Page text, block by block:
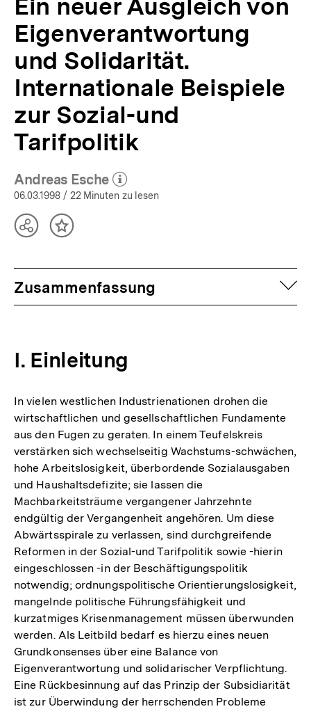
Ein neuer Ausgleich von
Eigenverantwortung
und Solidarität.
Internationale Beispiele
zur Sozial-und
Tarifpolitik
Andreas Esche
(Mehr zum Autor)
öffnen
06.03.1998 / 22 Minuten zu lesen
TeilenInhalt
Zusammenfassung
I. Einleitung
In vielen westlichen Industrienationen drohen die
wirtschaftlichen und gesellschaftlichen Fundamente
aus den Fugen zu geraten. In einem Teufelskreis
verstärken sich wechselseitig Wachstums-schwächen,
hohe Arbeitslosigkeit, überbordende Sozialausgaben
und Haushaltsdefizite; sie lassen die
Machbarkeitsträume vergangener Jahrzehnte
endgültig der Vergangenheit angehören. Um diese
Abwärtsspirale zu verlassen, sind durchgreifende
Reformen in der Sozial-und Tarifpolitik sowie -hierin
eingeschlossen -in der Beschäftigungspolitik
notwendig; ordnungspolitische Orientierungslosigkeit,
mangelnde politische Führungsfähigkeit und
kurzatmiges Krisenmanagement müssen überwunden
werden. Als Leitbild bedarf es hierzu eines neuen
Grundkonsenses über eine Balance von
Eigenverantwortung und solidarischer Verpflichtung.
Eine Rückbesinnung auf das Prinzip der Subsidiarität
ist zur Überwindung der herrschenden Probleme